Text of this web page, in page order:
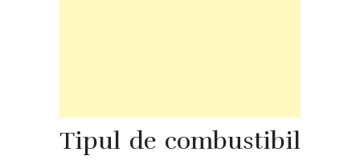
Tipul de combustibil